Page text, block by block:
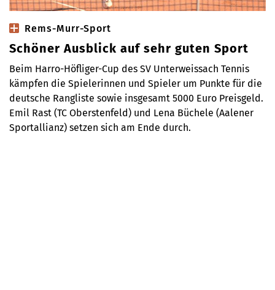
Rems-Murr-Sport
Schöner Ausblick auf sehr guten Sport
Beim Harro-Höfliger-Cup des SV Unterweissach Tennis
kämpfen die Spielerinnen und Spieler um Punkte für die
deutsche Rangliste sowie insgesamt 5000 Euro Preisgeld.
Emil Rast (TC Oberstenfeld) und Lena Büchele (Aalener
Sportallianz) setzen sich am Ende durch.